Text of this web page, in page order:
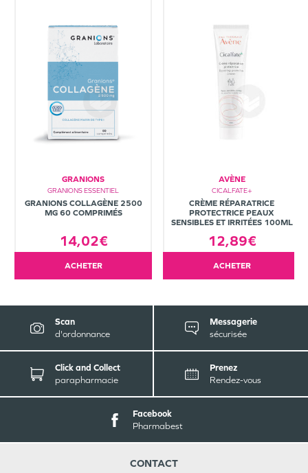
GRANIONS
GRANIONS ESSENTIEL
GRANIONS COLLAGÈNE 2500
MG 60 COMPRIMÉS
14,02€
ACHETER
AVÈNE
CICALFATE+
CRÈME RÉPARATRICE
PROTECTRICE PEAUX
SENSIBLES ET IRRITÉES 100ML
12,89€
ACHETER
Scan
d'ordonnance
Messagerie
sécurisée
Click and Collect
parapharmacie
Prenez
Rendez-vous
Facebook
Pharmabest
CONTACT